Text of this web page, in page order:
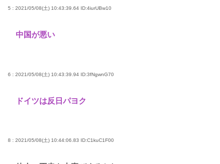
5 : 2021/05/08(土) 10:43:39.64 ID:4iurUBw10
中国が悪い
6 : 2021/05/08(土) 10:43:39.94 ID:3fNgwnG70
ドイツは反日パヨク
8 : 2021/05/08(土) 10:44:06.83 ID:C1kuC1F00